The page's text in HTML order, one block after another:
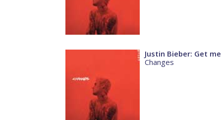
Justin Bieber: Get me
Changes